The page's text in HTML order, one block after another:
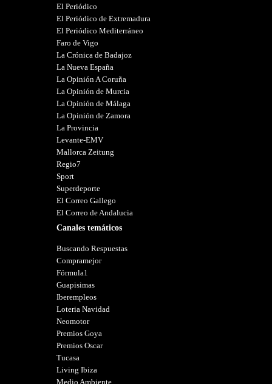
El Periódico
El Periódico de Extremadura
El Periódico Mediterráneo
Faro de Vigo
La Crónica de Badajoz
La Nueva España
La Opinión A Coruña
La Opinión de Murcia
La Opinión de Málaga
La Opinión de Zamora
La Provincia
Levante-EMV
Mallorca Zeitung
Regio7
Sport
Superdeporte
El Correo Gallego
El Correo de Andalucia
Canales temáticos
Buscando Respuestas
Compramejor
Fórmula1
Guapisimas
Iberempleos
Loteria Navidad
Neomotor
Premios Goya
Premios Oscar
Tucasa
Living Ibiza
Medio Ambiente